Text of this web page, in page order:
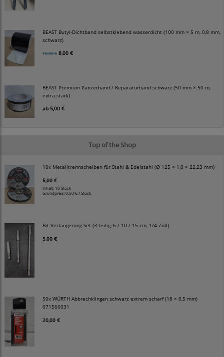
BEAST Butyl-Dichtband selbstklebend wasserdicht (100 mm × 5 m, 0,8 mm,
schwarz)
10,00 € 8,00 €
BEAST Premium Panzerband / Reparaturband schwarz (50 mm × 50 m,
extra stark)
ab 5,00 €
Top of the Shop
10x Metalltrennscheiben für Stahl & Edelstahl (Ø 125 × 1,0 × 22,23 mm)
5,00 €
Inhalt: 10 Stück
Grundpreis:0,50 € / Stück
Bit-Verlängerung Set (3-teilig, 6 / 10 / 15 cm, 1/4 Zoll)
5,00 €
50x WÜRTH Abbrechklingen schwarz extrem scharf (18 × 0,5 mm)
071566031
20,00 €